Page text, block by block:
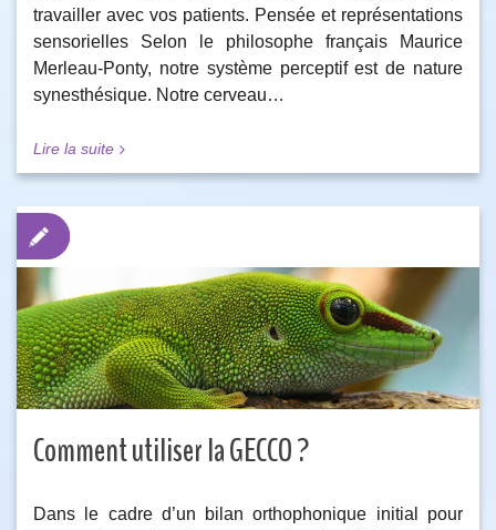
travailler avec vos patients. Pensée et représentations
sensorielles Selon le philosophe français Maurice
Merleau-Ponty, notre système perceptif est de nature
synesthésique. Notre cerveau…
Lire la suite
Comment utiliser la GECCO ?
Dans le cadre d’un bilan orthophonique initial pour